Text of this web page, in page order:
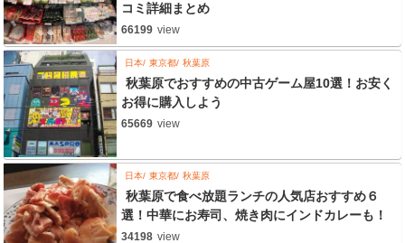
コミ詳細まとめ
66199 view
日本 東京都 秋葉原
秋葉原でおすすめの中古ゲーム屋10選！お安く
お得に購入しよう
65669 view
日本 東京都 秋葉原
秋葉原で食べ放題ランチの人気店おすすめ６
選！中華にお寿司、焼き肉にインドカレーも！
34198 view